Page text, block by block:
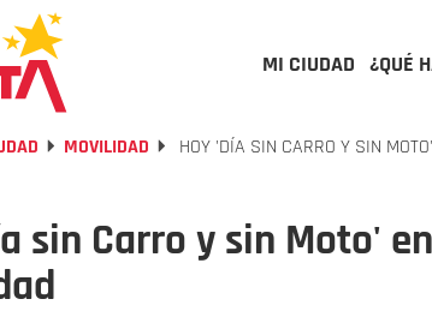
MI CIUDAD ¿QUÉ
MOVILIDAD HOY 'DÍA SIN CARRO Y SIN
sin Carro y sin Moto'